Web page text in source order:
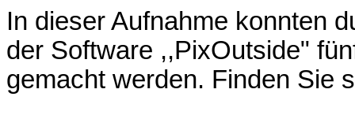
In dieser Aufnahme konnten
der Software ,,PixOutside"
gemacht werden. Finden Sie